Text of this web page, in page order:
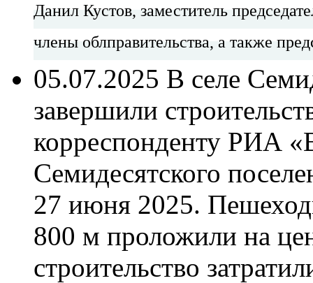
Данил Кустов, заместитель
члены облправительства, а также
05.07.2025 В селе
завершили
корреспонденту РИА
Семидесятского
27 июня 2025.
800 м проложили на
строительство